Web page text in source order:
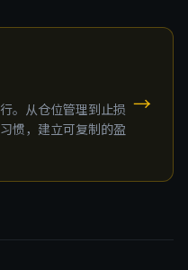
。从仓位管理到止损
惯，建立可复制的盈
→